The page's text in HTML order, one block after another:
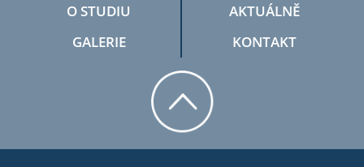
O STUDIU
AKTUÁLNĚ
GALERIE
KONTAKT